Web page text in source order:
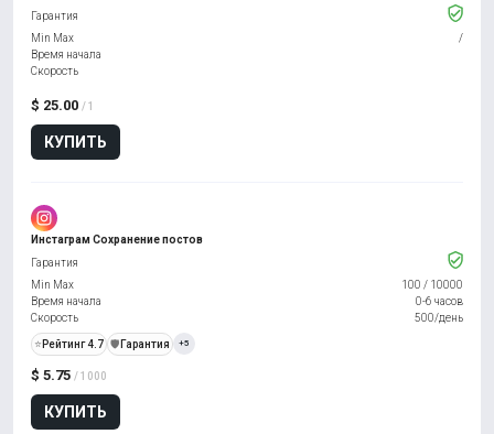
$ 25.00 / 1
КУПИТЬ
Гарантия
Min Max
/
Время начала
Скорость
Инстаграм Сохранение постов
$ 5.75 / 1000
КУПИТЬ
Гарантия
Min Max
100 / 10000
Время начала
0-6 часов
Скорость
500/день
⭐ Рейтинг 4.7 ️🛡️ Гарантия +5